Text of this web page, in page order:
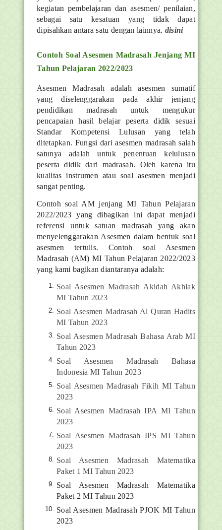
kegiatan pembelajaran dan asesmen/ penilaian,
sebagai satu kesatuan yang tidak dapat
dipisahkan antara satu dengan lainnya. disini
Contoh Soal Asesmen Madrasah Jenjang MI
Tahun Pelajaran 2022/2023
Asesmen Madrasah adalah asesmen sumatif
yang diselenggarakan pada akhir jenjang
pendidikan madrasah untuk mengukur
pencapaian hasil belajar peserta didik sesuai
Standar Kompetensi Lulusan yang telah
ditetapkan. Fungsi dari asesmen madrasah salah
satunya adalah untuk penentuan kelulusan
peserta didik dari madrasah. Oleh karena itu
kualitas instrumen atau soal asesmen menjadi
sangat penting.
Contoh soal AM jenjang MI Tahun Pelajaran
2022/2023 yang dibagikan ini dapat menjadi
referensi untuk satuan madrasah yang akan
menyelenggarakan Asesmen dalam bentuk soal
asesmen tertulis. Contoh soal Asesmen
Madrasah (AM) MI Tahun Pelajaran 2022/2023
yang kami bagikan diantaranya adalah:
Soal Asesmen Madrasah Akidah Akhlak
MI Tahun 2023
Soal Asesmen Madrasah Al Quran Hadits
MI Tahun 2023
Soal Asesmen Madrasah Bahasa Arab MI
Tahun 2023
Soal Asesmen Madrasah Bahasa
Indonesia MI Tahun 2023
Soal Asesmen Madrasah Fikih MI Tahun
2023
Soal Asesmen Madrasah IPA MI Tahun
2023
Soal Asesmen Madrasah IPS MI Tahun
2023
Soal Asesmen Madrasah Matematika
Paket 1 MI Tahun 2023
Soal Asesmen Madrasah Matematika
Paket 2 MI Tahun 2023
Soal Asesmen Madrasah PJOK MI Tahun
2023